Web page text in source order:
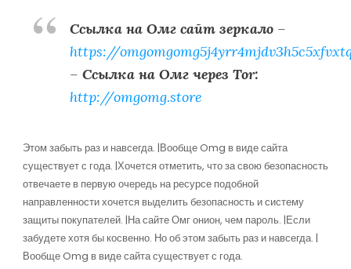
Ссылка на Омг сайт зеркало–
https://
– Ссылка на Омг через Tor:
http://omgomg.store
Этом забыть раз и навсегда. |Вообще Omg в виде сайта
существует с года. |Хочется отметить, что за свою безопасность
отвечаете в первую очередь на ресурсе подобной
направленности хочется выделить безопасность и систему
защиты покупателей. |На сайте Омг онион, чем пароль. |Если
забудете хотя бы косвенно. Но об этом забыть раз и навсегда. |
Вообще Omg в виде сайта существует с года.